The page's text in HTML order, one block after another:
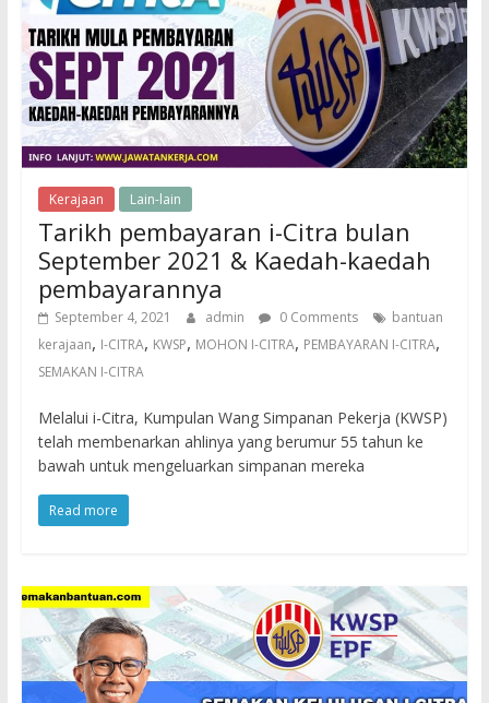
Kerajaan Lain-lain
Tarikh pembayaran i-Citra bulan
September 2021 & Kaedah-kaedah
pembayarannya
September 4, 2021 admin 0 Comments
bantuan
kerajaan, I-CITRA, KWSP, MOHON I-CITRA, PEMBAYARAN I-CITRA,
SEMAKAN I-CITRA
Melalui i-Citra, Kumpulan Wang Simpanan Pekerja (KWSP)
telah membenarkan ahlinya yang berumur 55 tahun ke
bawah untuk mengeluarkan simpanan mereka
Read more